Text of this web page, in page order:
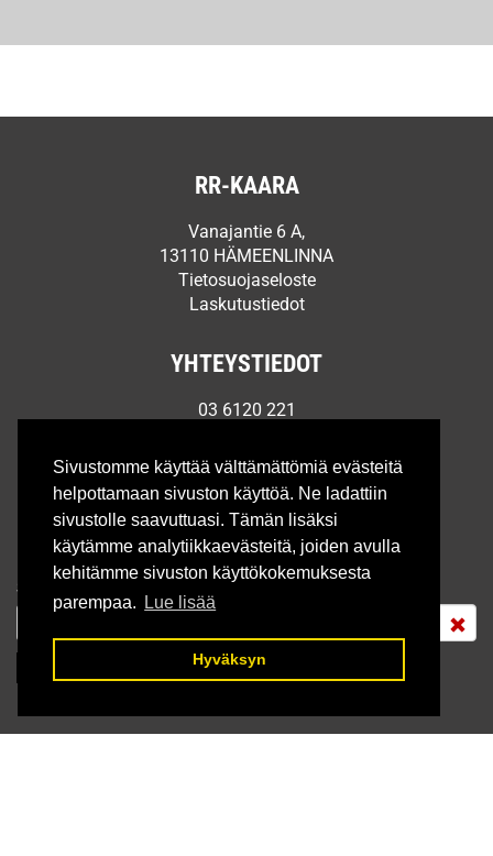
Sivustomme käyttää välttämättömiä evästeitä
helpottamaan sivuston käyttöä. Ne ladattiin
sivustolle saavuttuasi. Tämän lisäksi
käytämme analytiikkaevästeitä, joiden avulla
kehitämme sivuston käyttökokemuksesta
parempaa.
Lue lisää
Hyväksyn
RR-KAARA
Vanajantie 6 A,
13110 HÄMEENLINNA
Tietosuojaseloste
Laskutustiedot
YHTEYSTIEDOT
03 6120 221
Ma-Pe: 9.00 - 17.00
La: Sovitusti, ota rohkeasti yhteyttä
TILAA UUTISKIRJEEMME
Sähköposti